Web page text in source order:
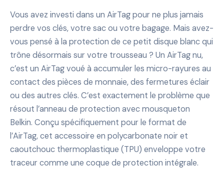
Vous avez investi dans un AirTag pour ne plus jamais
perdre vos clés, votre sac ou votre bagage. Mais avez-
vous pensé à la protection de ce petit disque blanc qui
trône désormais sur votre trousseau ? Un AirTag nu,
c’est un AirTag voué à accumuler les micro-rayures au
contact des pièces de monnaie, des fermetures éclair
ou des autres clés. C’est exactement le problème que
résout l’anneau de protection avec mousqueton
Belkin. Conçu spécifiquement pour le format de
l’AirTag, cet accessoire en polycarbonate noir et
caoutchouc thermoplastique (TPU) enveloppe votre
traceur comme une coque de protection intégrale.